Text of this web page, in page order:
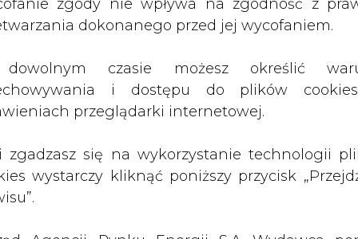
zgody nie wpływa na zgodność z
dokonanego przed jej wycofaniem.
czasie możesz określić
i dostępu do plików
przeglądarki internetowej.
zgadzasz się na wykorzystanie technologii
wystarczy kliknąć poniższy przycisk
zainteresowaniem, a Związek Gmin
na ten cel są kroplą w morzu potrzeb”.
84 proc. puli alokacji.
będzie cała kwota netto, a na